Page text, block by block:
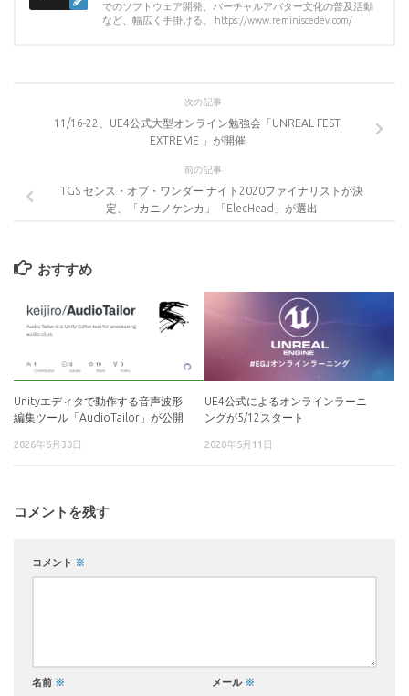
でのソフトウェア開発、バーチャルアバター文化の普及活動
など、幅広く手掛ける。 https://www.reminiscedev.com/
次の記事
11/16-22、UE4公式大型オンライン勉強会「UNREAL FEST
EXTREME 」が開催
前の記事
TGS センス・オブ・ワンダー ナイト2020ファイナリストが決
定、「カニノケンカ」「ElecHead」が選出
おすすめ
Unityエディタで動作する音声波形
編集ツール「AudioTailor」が公開
2026年6月30日
UE4公式によるオンラインラーニ
ングが5/12スタート
2020年5月11日
コメントを残す
コメント ※
名前 ※ メール ※